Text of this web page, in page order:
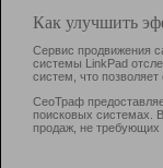
Как улучшить
Сервис продвижения
системы LinkPad
систем, что
СеоТраф
поисковых системах.
продаж, не требующих